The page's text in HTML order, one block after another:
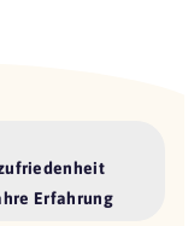
Erfahrung